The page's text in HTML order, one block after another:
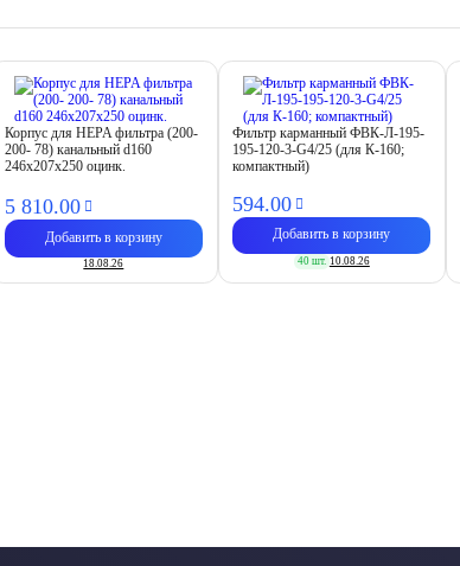
Корпус для HEPA фильтра (200-
200- 78) канальный d160
246х207х250 оцинк.
5 810.00
Добавить в корзину
18.08.26
Фильтр карманный ФВК-Л-195-
195-120-3-G4/25 (для К-160;
компактный)
594.00
Добавить в корзину
40 шт. 10.08.26